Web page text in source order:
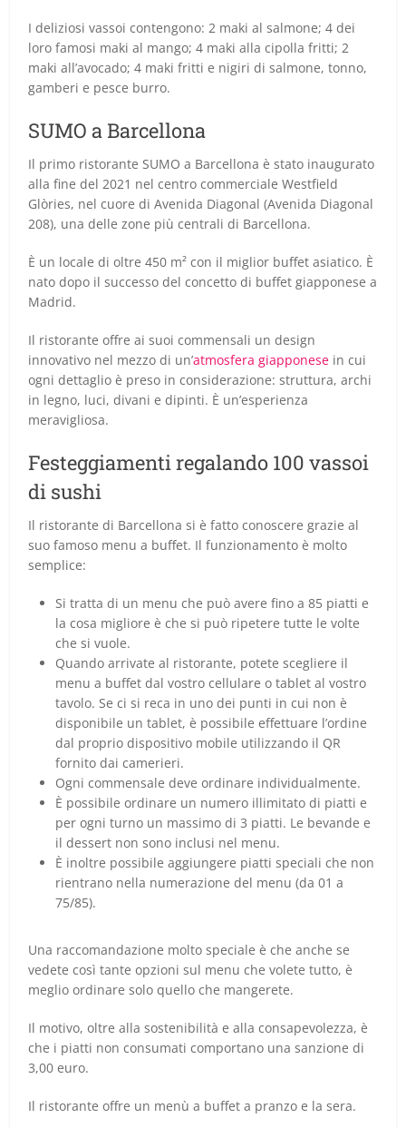
I deliziosi vassoi contengono: 2 maki al salmone; 4 dei
loro famosi maki al mango; 4 maki alla cipolla fritti; 2
maki all’avocado; 4 maki fritti e nigiri di salmone, tonno,
gamberi e pesce burro.
SUMO a Barcellona
Il primo ristorante SUMO a Barcellona è stato inaugurato
alla fine del 2021 nel centro commerciale Westfield
Glòries, nel cuore di Avenida Diagonal (Avenida Diagonal
208), una delle zone più centrali di Barcellona.
È un locale di oltre 450 m² con il miglior buffet asiatico. È
nato dopo il successo del concetto di buffet giapponese a
Madrid.
Il ristorante offre ai suoi commensali un design
innovativo nel mezzo di un’atmosfera giapponese in cui
ogni dettaglio è preso in considerazione: struttura, archi
in legno, luci, divani e dipinti. È un’esperienza
meravigliosa.
Festeggiamenti regalando 100 vassoi
di sushi
Il ristorante di Barcellona si è fatto conoscere grazie al
suo famoso menu a buffet. Il funzionamento è molto
semplice:
Si tratta di un menu che può avere fino a 85 piatti e
la cosa migliore è che si può ripetere tutte le volte
che si vuole.
Quando arrivate al ristorante, potete scegliere il
menu a buffet dal vostro cellulare o tablet al vostro
tavolo. Se ci si reca in uno dei punti in cui non è
disponibile un tablet, è possibile effettuare l’ordine
dal proprio dispositivo mobile utilizzando il QR
fornito dai camerieri.
Ogni commensale deve ordinare individualmente.
È possibile ordinare un numero illimitato di piatti e
per ogni turno un massimo di 3 piatti. Le bevande e
il dessert non sono inclusi nel menu.
È inoltre possibile aggiungere piatti speciali che non
rientrano nella numerazione del menu (da 01 a
75/85).
Una raccomandazione molto speciale è che anche se
vedete così tante opzioni sul menu che volete tutto, è
meglio ordinare solo quello che mangerete.
Il motivo, oltre alla sostenibilità e alla consapevolezza, è
che i piatti non consumati comportano una sanzione di
3,00 euro.
Il ristorante offre un menù a buffet a pranzo e la sera.